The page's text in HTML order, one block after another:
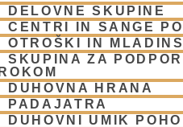
DELOVNE SKUPINE
CENTRI IN SANGE
OTROŠKI IN
SKUPINA ZA
DUHOVNA HRANA
PADAJATRA
DUHOVNI UMIK